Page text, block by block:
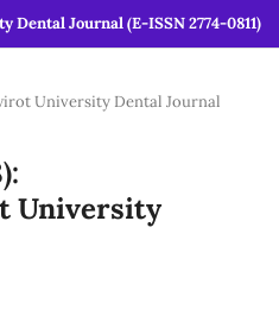
Journal (E-ISSN 2774-0811)
University Dental Journal
University